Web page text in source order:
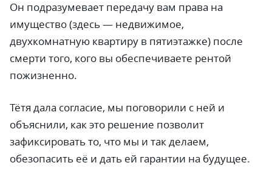
Он подразумевает передачу вам права на
имущество (здесь — недвижимое,
двухкомнатную квартиру в пятиэтажке) после
смерти того, кого вы обеспечиваете рентой
пожизненно.
Тётя дала согласие, мы поговорили с ней и
объяснили, как это решение позволит
зафиксировать то, что мы и так делаем,
обезопасить её и дать ей гарантии на будущее.